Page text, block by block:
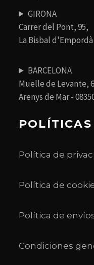
GIRONA
Carrer del Pont, 95,
La Bisbal d'Empordà
BARCELONA
Muelle de Levante,
Arenys de Mar -
POLÍTICAS
Política de
Política de
Política de
Condiciones